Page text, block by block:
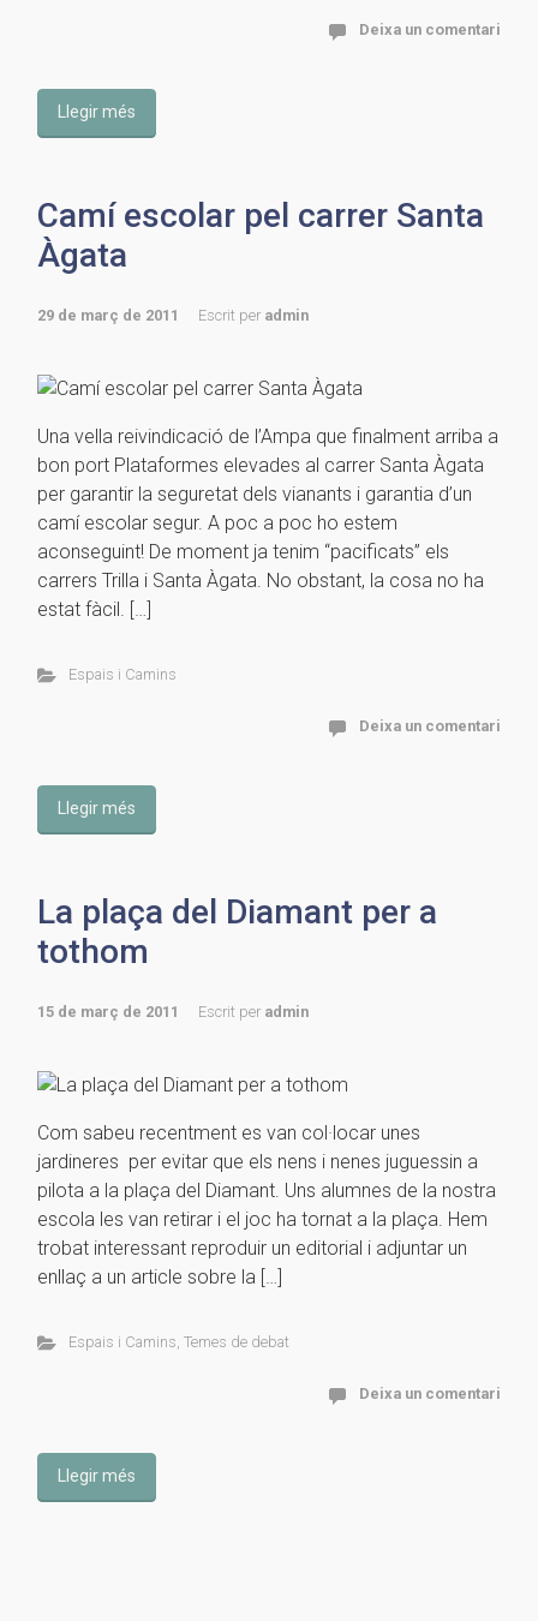
Deixa un comentari
Llegir més
Camí escolar pel carrer Santa
Àgata
29 de març de 2011 Escrit per admin
Una vella reivindicació de l’Ampa que finalment arriba a
bon port Plataformes elevades al carrer Santa Àgata
per garantir la seguretat dels vianants i garantia d’un
camí escolar segur. A poc a poc ho estem
aconseguint! De moment ja tenim “pacificats” els
carrers Trilla i Santa Àgata. No obstant, la cosa no ha
estat fàcil. […]
Espais i Camins
Deixa un comentari
Llegir més
La plaça del Diamant per a
tothom
15 de març de 2011 Escrit per admin
Com sabeu recentment es van col·locar unes
jardineres per evitar que els nens i nenes juguessin a
pilota a la plaça del Diamant. Uns alumnes de la nostra
escola les van retirar i el joc ha tornat a la plaça. Hem
trobat interessant reproduir un editorial i adjuntar un
enllaç a un article sobre la […]
Espais i Camins, Temes de debat
Deixa un comentari
Llegir més